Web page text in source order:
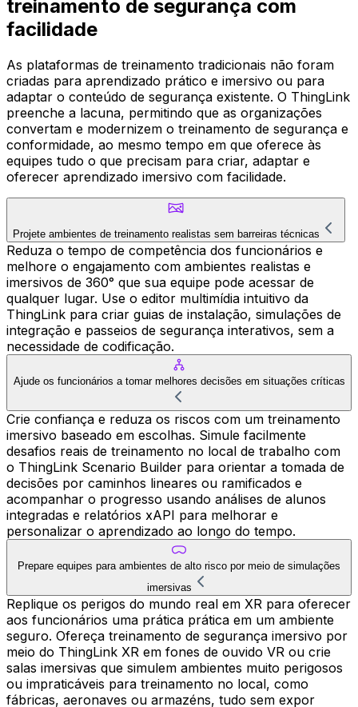
treinamento de segurança com
facilidade
As plataformas de treinamento tradicionais não foram
criadas para aprendizado prático e imersivo ou para
adaptar o conteúdo de segurança existente. O ThingLink
preenche a lacuna, permitindo que as organizações
convertam e modernizem o treinamento de segurança e
conformidade, ao mesmo tempo em que oferece às
equipes tudo o que precisam para criar, adaptar e
oferecer aprendizado imersivo com facilidade.
Projete ambientes de treinamento realistas sem barreiras técnicas
Reduza o tempo de competência dos funcionários e
melhore o engajamento com ambientes realistas e
imersivos de 360° que sua equipe pode acessar de
qualquer lugar. Use o editor multimídia intuitivo da
ThingLink para criar guias de instalação, simulações de
integração e passeios de segurança interativos, sem a
necessidade de codificação.
Ajude os funcionários a tomar melhores decisões em situações críticas
Crie confiança e reduza os riscos com um treinamento
imersivo baseado em escolhas. Simule facilmente
desafios reais de treinamento no local de trabalho com
o ThingLink Scenario Builder para orientar a tomada de
decisões por caminhos lineares ou ramificados e
acompanhar o progresso usando análises de alunos
integradas e relatórios xAPI para melhorar e
personalizar o aprendizado ao longo do tempo.
Prepare equipes para ambientes de alto risco por meio de simulações
imersivas
Replique os perigos do mundo real em XR para oferecer
aos funcionários uma prática prática em um ambiente
seguro. Ofereça treinamento de segurança imersivo por
meio do ThingLink XR em fones de ouvido VR ou crie
salas imersivas que simulem ambientes muito perigosos
ou impraticáveis para treinamento no local, como
fábricas, aeronaves ou armazéns, tudo sem expor